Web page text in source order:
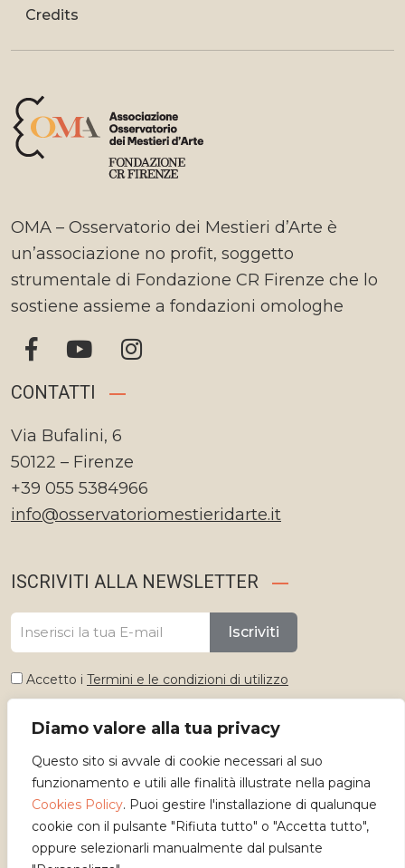
Diamo valore alla tua privacy
Questo sito si avvale di cookie necessari al suo
funzionamento e utili alle finalità illustrate nella pagina
Cookies Policy. Puoi gestire l'installazione di qualunque
cookie con il pulsante "Rifiuta tutto" o "Accetta tutto",
oppure selezionarli manualmente dal pulsante
Credits
OMA – Osservatorio dei Mestieri d’Arte è
un’associazione no profit, soggetto
strumentale di Fondazione CR Firenze che lo
sostiene assieme a fondazioni omologhe
CONTATTI
Via Bufalini, 6
50122 – Firenze
+39 055 5384966
info@osservatoriomestieridarte.it
ISCRIVITI ALLA NEWSLETTER
Iscriviti
Accetto i Termini e le condizioni di utilizzo
Seleziona lingua
Italiano